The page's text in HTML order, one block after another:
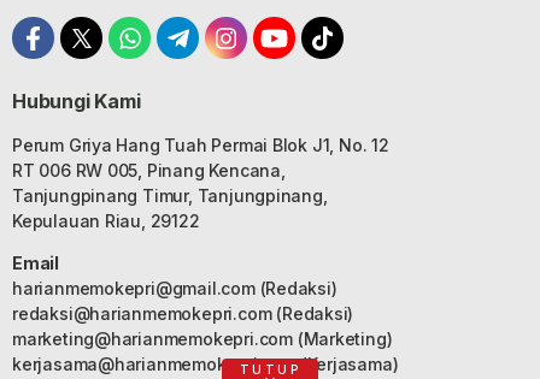
Hubungi Kami
Perum Griya Hang Tuah Permai Blok J1, No. 12
RT 006 RW 005, Pinang Kencana,
Tanjungpinang Timur, Tanjungpinang,
Kepulauan Riau, 29122
Email
harianmemokepri@gmail.com(Redaksi)
redaksi@harianmemokepri.com(Redaksi)
marketing@harianmemokepri.com(Marketing)
kerjasama@harianmemokepri.com(Kerjasama)
TUTUP